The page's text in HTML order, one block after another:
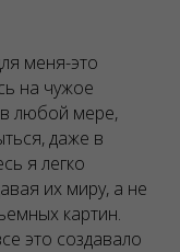
меня-это
на чужое
любой мере,
даже в
я легко
их миру, а не
картин.
это создавало